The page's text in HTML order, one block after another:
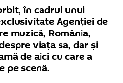
în cadrul unui
Agenției de
muzică, România,
viața sa, dar și
de aici cu care a
pe scenă.